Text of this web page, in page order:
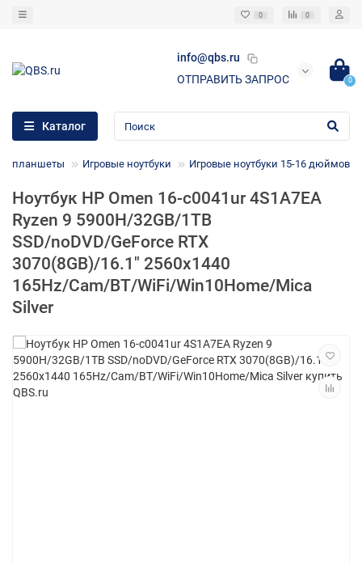
0 0
info@qbs.ru
ОТПРАВИТЬ ЗАПРОС
0
Каталог
планшеты Игровые ноутбуки Игровые ноутбуки 15-16 дюймов
Ноутбук HP Omen 16-c0041ur 4S1A7EA
Ryzen 9 5900H/32GB/1TB
SSD/noDVD/GeForce RTX
3070(8GB)/16.1" 2560x1440
165Hz/Cam/BT/WiFi/Win10Home/Mica
Silver